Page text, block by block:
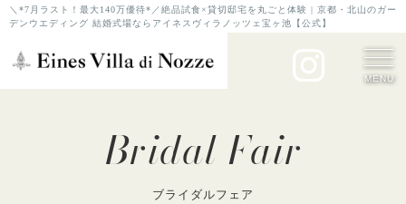
＼*7月ラスト！最大140万優待*／絶品試食×貸切邸宅を丸ごと体験 | 京都・北山のガー
デンウエディング 結婚式場ならアイネスヴィラノッツェ宝ヶ池【公式】
MENU
Bridal Fair
ブライダルフェア